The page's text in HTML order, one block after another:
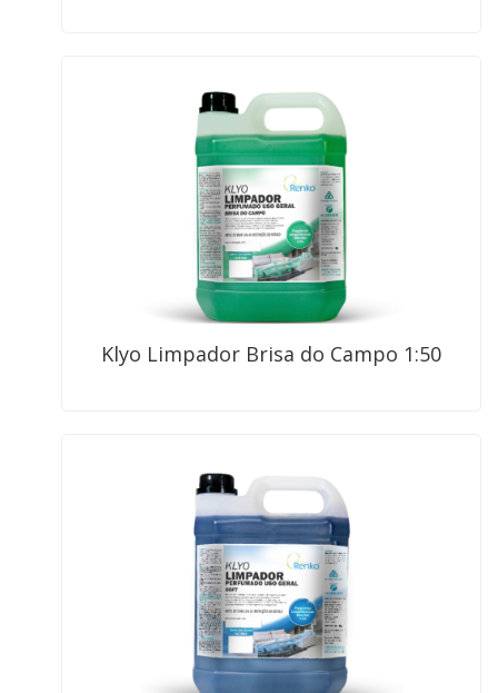
Klyo Limpador Brisa do Campo 1:50